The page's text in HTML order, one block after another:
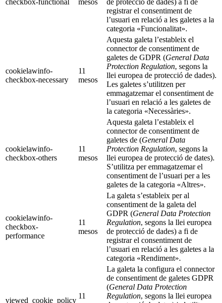
checkbox-functional
mesos
de protecció de dades) a fi de
registrar el consentiment de
l’usuari en relació a les galetes a la
categoria «Funcionalitat».
cookielawinfo-
checkbox-necessary
11
mesos
Aquesta galeta l’estableix el
connector de consentiment de
galetes de GDPR (General Data
Protection Regulation, segons la
llei europea de protecció de dades).
Les galetes s’utilitzen per
emmagatzemar el consentiment de
l’usuari en relació a les galetes de
la categoria «Necessàries».
cookielawinfo-
checkbox-others
11
mesos
Aquesta galeta l’estableix el
connector de consentiment de
galetes de (General Data
Protection Regulation, segons la
llei europea de protecció de dates).
S’utilitza per emmagatzemar el
consentiment de l’usuari per a les
galetes de la categoria «Altres».
cookielawinfo-
checkbox-
performance
11
mesos
La galeta s’estableix per al
consentiment de la galeta del
GDPR (General Data Protection
Regulation, segons la llei europea
de protecció de dades) a fi de
registrar el consentiment de
l’usuari en relació a les galetes a la
categoria «Rendiment».
viewed_cookie_policy
11
La galeta la configura el connector
de consentiment de galetes GDPR
(General Data Protection
Regulation, segons la llei europea